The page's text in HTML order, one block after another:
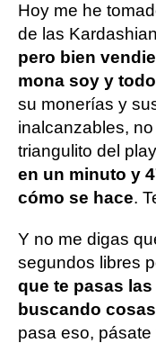
Hoy me he
de las
pero bien
mona soy y
su monerías y
inalcanzables,
triangulito del
en un minuto y
cómo se hace.
Y no me digas
segundos libres
que te pasas
buscando
pasa eso,